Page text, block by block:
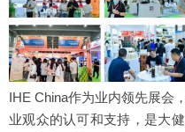
IHE China作为业内领先展会
业观众的认可和支持，是大